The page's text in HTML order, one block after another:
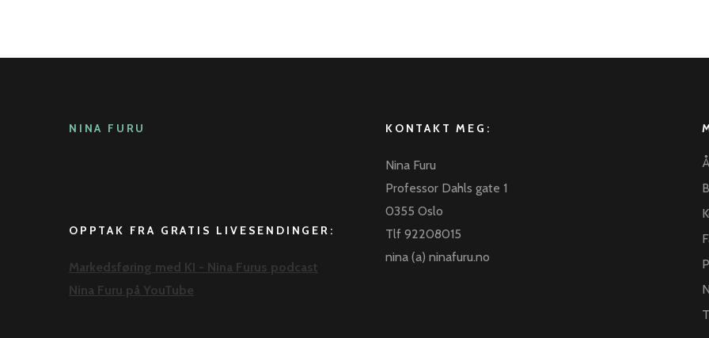
NINA FURU
OPPTAK FRA GRATIS LIVESENDINGER:
Markedsføring med KI - Nina Furus podcast
Nina Furu på YouTube
KONTAKT MEG:
Nina Furu
Professor Dahls gate 1
0355 Oslo
Tlf 92208015
nina (a) ninafuru.no